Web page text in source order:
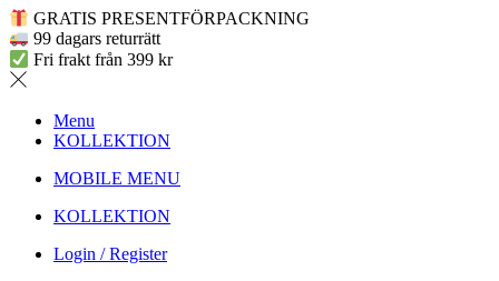
GRATIS PRESENTFÖRPACKNING
99 dagars returrätt
Fri frakt från 399 kr
Menu
KOLLEKTION
MOBILE MENU
KOLLEKTION
Login / Register